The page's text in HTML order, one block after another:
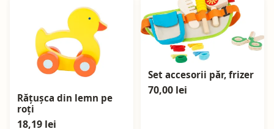
Rățușca din lemn pe
roți
18,19 lei
Set accesorii păr, frizer
70,00 lei